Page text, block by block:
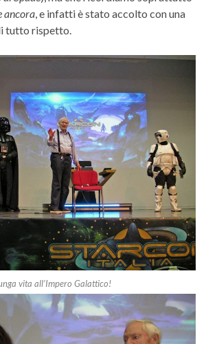
ancora, e infatti è stato accolto con una
tutto rispetto.
vita all’Impero Galattico!